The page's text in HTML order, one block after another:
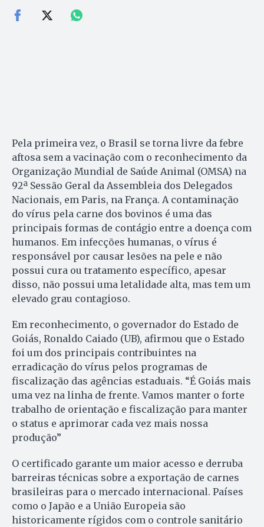
Pela primeira vez, o Brasil se torna livre da febre
aftosa sem a vacinação com o reconhecimento da
Organização Mundial de Saúde Animal (OMSA) na
92ª Sessão Geral da Assembleia dos Delegados
Nacionais, em Paris, na França. A contaminação
do vírus pela carne dos bovinos é uma das
principais formas de contágio entre a doença com
humanos. Em infecções humanas, o vírus é
responsável por causar lesões na pele e não
possui cura ou tratamento específico, apesar
disso, não possui uma letalidade alta, mas tem um
elevado grau contagioso.
Em reconhecimento, o governador do Estado de
Goiás, Ronaldo Caiado (UB), afirmou que o Estado
foi um dos principais contribuintes na
erradicação do vírus pelos programas de
fiscalização das agências estaduais. “É Goiás mais
uma vez na linha de frente. Vamos manter o forte
trabalho de orientação e fiscalização para manter
o status e aprimorar cada vez mais nossa
produção”
O certificado garante um maior acesso e derruba
barreiras técnicas sobre a exportação de carnes
brasileiras para o mercado internacional. Países
como o Japão e a União Europeia são
historicamente rígidos com o controle sanitário